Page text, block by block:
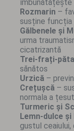
îmbunătățește
Rozmarin –
susține funcția
Gălbenele și
urma
cicatrizantă
Trei-frați-
sănătos
Urzică –
Crețușcă –
normala a
Turmeric și
Lemn-dulce
gustul